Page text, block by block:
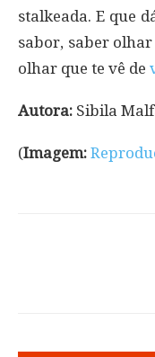
stalkeada. E que
sabor, saber
olhar que te vê de
Autora: Sibila
(Imagem: